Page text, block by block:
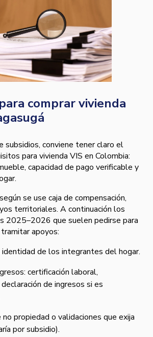
comprar vivienda
subsidios, conviene tener claro el
para vivienda VIS en Colombia:
capacidad de pago verificable y
se use caja de compensación,
territoriales. A continuación los
2025–2026 que suelen pedirse para
apoyos:
de los integrantes del hogar.
certificación laboral,
de ingresos si es
propiedad o validaciones que exija
por subsidio).